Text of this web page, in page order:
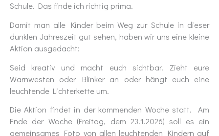
Schule. Das finde ich richtig prima.
Damit man alle Kinder beim Weg zur Schule in dieser
dunklen Jahreszeit gut sehen, haben wir uns eine kleine
Aktion ausgedacht:
Seid kreativ und macht euch sichtbar. Zieht eure
Warnwesten oder Blinker an oder hängt euch eine
leuchtende Lichterkette um.
Die Aktion findet in der kommenden Woche statt. Am
Ende der Woche (Freitag, dem 23.1.2026) soll es ein
gemeinsames Foto von allen leuchtenden Kindern auf